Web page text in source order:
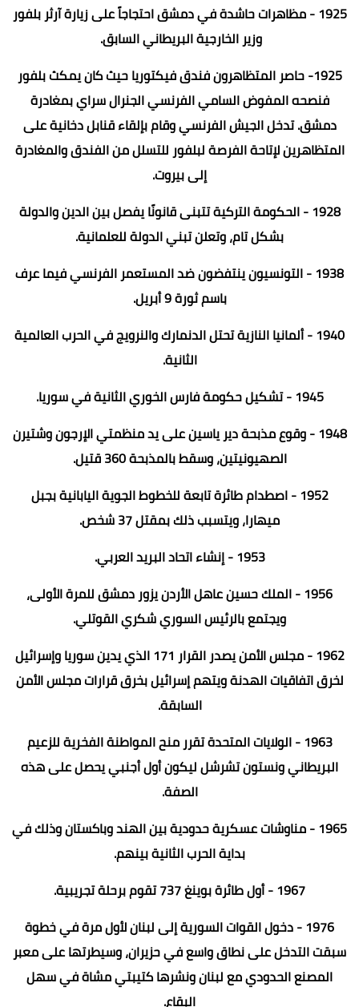
1925 - مظاهرات حاشدة في دمشق احتجاجاً على زيارة آرثر بلفور
وزير الخارجية البريطاني السابق.
1925- حاصر المتظاهرون فندق فيكتوريا حيث كان يمكث بلفور
فنصحه المفوض السامي الفرنسي الجنرال سراي بمغادرة
دمشق. تدخل الجيش الفرنسي وقام بإلقاء قنابل دخانية على
المتظاهرين لإتاحة الفرصة لبلفور للتسلل من الفندق والمغادرة
إلى بيروت.
1928 - الحكومة التركية تتبنى قانونًا يفصل بين الدين والدولة
بشكل تام، وتعلن تبني الدولة للعلمانية.
1938 - التونسيون ينتفضون ضد المستعمر الفرنسي فيما عرف
باسم ثورة 9 أبريل.
1940 - ألمانيا النازية تحتل الدنمارك والنرويج في الحرب العالمية
الثانية.
1945 - تشكيل حكومة فارس الخوري الثانية في سوريا.
1948 - وقوع مذبحة دير ياسين على يد منظمتي الإرجون وشتيرن
الصهيونيتين، وسقط بالمذبحة 360 قتيل.
1952 - اصطدام طائرة تابعة للخطوط الجوية اليابانية بجبل
ميهارا، ويتسبب ذلك بمقتل 37 شخص.
1953 - إنشاء اتحاد البريد العربي.
1956 - الملك حسين عاهل الأردن يزور دمشق للمرة الأولى،
ويجتمع بالرئيس السوري شكري القوتلي.
1962 - مجلس الأمن يصدر القرار 171 الذي يدين سوريا وإسرائيل
لخرق اتفاقيات الهدنة ويتهم إسرائيل بخرق قرارات مجلس الأمن
السابقة.
1963 - الولايات المتحدة تقرر منح المواطنة الفخرية للزعيم
البريطاني ونستون تشرشل ليكون أول أجنبي يحصل على هذه
الصفة.
1965 - مناوشات عسكرية حدودية بين الهند وباكستان وذلك في
بداية الحرب الثانية بينهم.
1967 - أول طائرة بوينغ 737 تقوم برحلة تجريبية.
1976 - دخول القوات السورية إلى لبنان لأول مرة في خطوة
سبقت التدخل على نطاق واسع في حزيران، وسيطرتها على معبر
المصنع الحدودي مع لبنان ونشرها كتيبتي مشاة في سهل
البقاع.